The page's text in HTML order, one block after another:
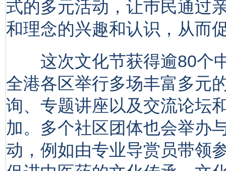
式的多元活动，让巿民通过
和理念的兴趣和认识，从而
这次文化节获得逾80个中
全港各区举行多场丰富多元
询、专题讲座以及交流论坛
加。多个社区团体也会举办
动，例如由专业导赏员带领